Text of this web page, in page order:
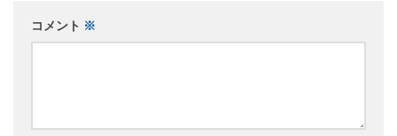
コメント ※